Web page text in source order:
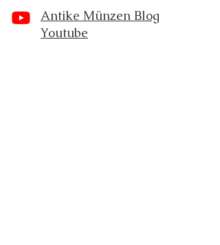
Antike Münzen Blog
Youtube